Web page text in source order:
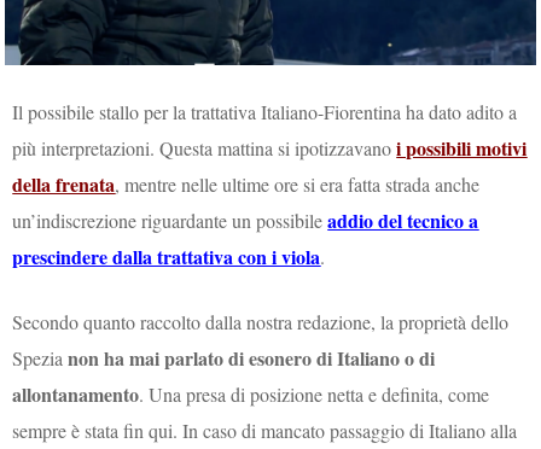
Il possibile stallo per la trattativa Italiano-Fiorentina ha dato adito a
più interpretazioni. Questa mattina si ipotizzavanoi possibili motivi
della frenata, mentre nelle ultime ore si era fatta strada anche
un’indiscrezione riguardante un possibileaddio del tecnico a
prescindere dalla trattativa con i viola.
Secondo quanto raccolto dalla nostra redazione, la proprietà dello
Spezianon ha mai parlato di esonero di Italiano o di
allontanamento. Una presa di posizione netta e definita, come
sempre è stata fin qui. In caso di mancato passaggio di Italiano alla